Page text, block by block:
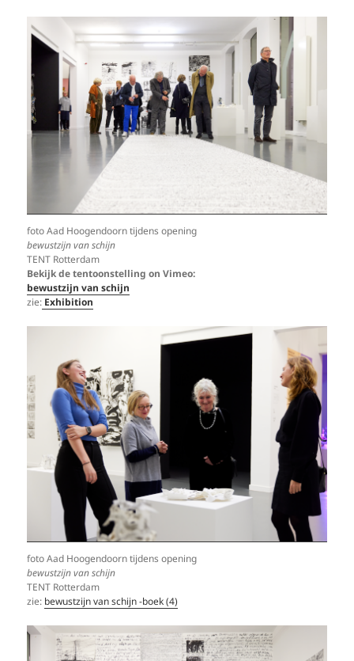
foto Aad Hoogendoorn tijdens opening
bewustzijn van schijn
TENT Rotterdam
Bekijk de tentoonstelling on Vimeo:
bewustzijn van schijn
zie: Exhibition
foto Aad Hoogendoorn tijdens opening
bewustzijn van schijn
TENT Rotterdam
zie: bewustzijn van schijn -boek (4)